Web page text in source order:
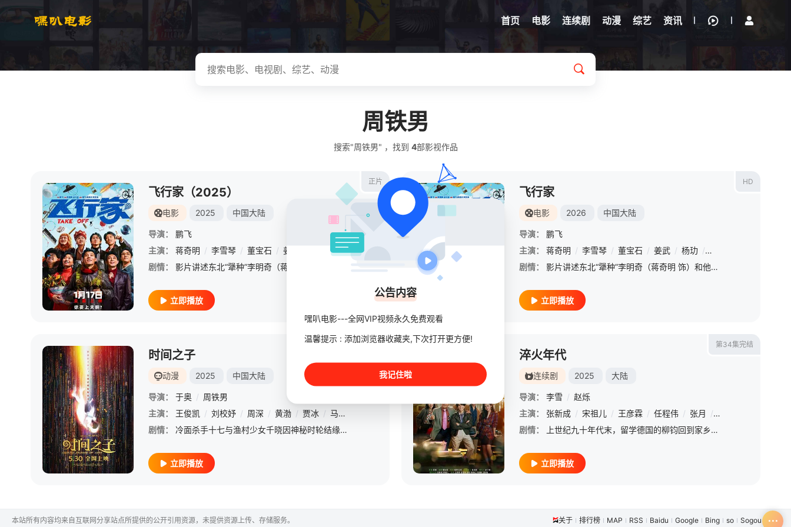
首页 电影 连续剧 动漫 综艺 资讯
周铁男
搜索"周铁男" ，找到 4部影视作品
正片
飞行家（2025）
电影 2025 中国大陆
导演：
鹏飞
主演：
蒋奇明 / 李雪琴 / 董宝石 / 姜武 / 蒋易 / 董子健 / 王彦霖 英泽 / 郑昊森 / 周铁男 / 鹏飞 / 韩秀一 / 周小川 / 郝奕鸣
剧情：
立即播放
HD
飞行家
电影 2026 中国大陆
导演：
鹏飞
主演：
蒋奇明 / 李雪琴 / 董宝石 / 姜武 / 杨玏 / 蒋易
剧情：
影片讲述东北“犟种”李明奇（蒋奇明 饰）和他的妻子高雅风（李雪琴 饰）如何用一辈子的时间，守护一个“飞上天”的大梦想【嘿叭电影-高清视频免费在线观看】在生活的重压下，这个梦想时而成为谋生的工具，时而又
立即播放
正片
时间之子
动漫 2025 中国大陆
导演： 于奥 / 周铁男
主演：
王俊凯 / 刘校妤 / 周深 / 黄渤 / 贾冰 / 马东 / 闫佩伦 / 张小婉 / 刘旸 罗圣灯 / 宣晓鸣 / 曹雪 彭恩熠 良生 / 何梓骞
剧情：
冷面杀手十七与渔村少女千晓因神秘时轮结缘，一个想“离职”找自由，一个想“离岛”寻精彩，他们决定暂时合作成为“一日时轮搭子”，在繁华的大都会开启了一场有惊有喜的浪漫奇遇在这个过程中，十七和千晓的关系悄悄
立即播放
第34集完结
淬火年代
连续剧 2025 大陆
导演： 李雪 / 赵烁
主演：
张新成 / 宋祖儿 / 王彦霖 / 任程伟 / 张月 / 何雨虹
剧情：
上世纪九十年代末，留学德国的柳钧回到家乡东海，他顺应时代发展，立志将父亲的老机械制造厂改造成科技领先的现代化制造厂。民企在技术、资金、人脉等各方面都遇到重重困难，举步维艰，但好友钱宏明的进出口贸易、房
立即播放
关于 排行榜 MAP RSS Baidu Google Bing so Sogou SM
本站所有内容均来自互联网分享站点所提供的公开引用资源，未提供资源上传、存储服务。
公告内容
嘿叭电影---全网VIP视频永久免费观看
温馨提示 : 添加浏览器收藏夹,下次打开更方便!
我记住啦